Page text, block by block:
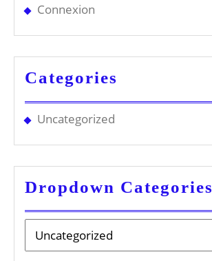
Connexion
Categories
Uncategorized
Dropdown Categories